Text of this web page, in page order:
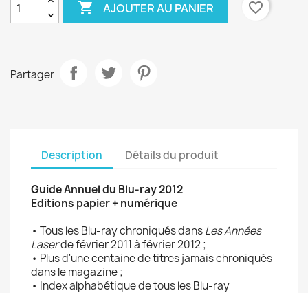
 AJOUTER AU PANIER favorite_border
Partager
Description Détails du produit
Guide Annuel du Blu-ray 2012
Editions papier + numérique
• Tous les Blu-ray chroniqués dansLes Années
Laserde février 2011 à février 2012 ;
• Plus d'une centaine de titres jamais chroniqués
dans le magazine ;
• Index alphabétique de tous les Blu-ray